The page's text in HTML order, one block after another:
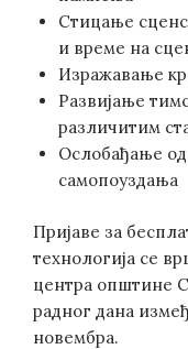
Стицање
и време на
Изражавање
Развијање
различитим
Ослобађање
самопоуздања
Пријаве за
технологија се
центра општине
радног дана
новембра.